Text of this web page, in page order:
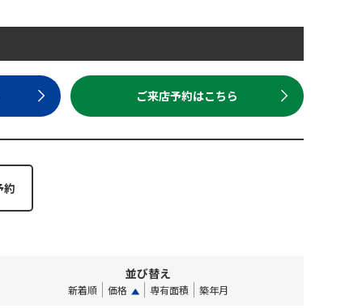
ご来店予約はこちら
並び替え
新着順 価格 専有面積 築年月